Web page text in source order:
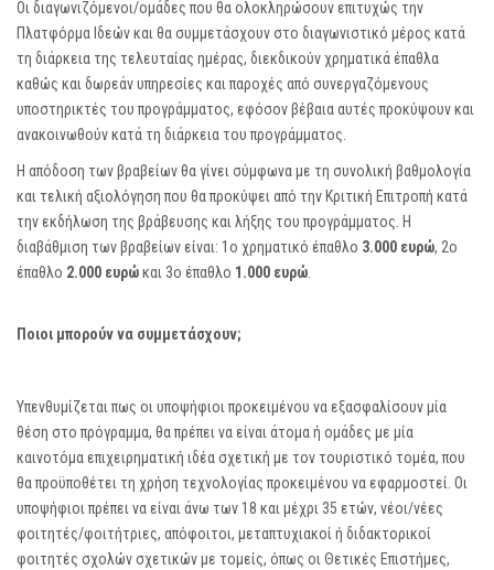
Οι διαγωνιζόμενοι/ομάδες που θα ολοκληρώσουν επιτυχώς την
Πλατφόρμα Ιδεών και θα συμμετάσχουν στο διαγωνιστικό μέρος κατά
τη διάρκεια της τελευταίας ημέρας, διεκδικούν χρηματικά έπαθλα
καθώς και δωρεάν υπηρεσίες και παροχές από συνεργαζόμενους
υποστηρικτές του προγράμματος, εφόσον βέβαια αυτές προκύψουν και
ανακοινωθούν κατά τη διάρκεια του προγράμματος.
Η απόδοση των βραβείων θα γίνει σύμφωνα με τη συνολική βαθμολογία
και τελική αξιολόγηση που θα προκύψει από την Κριτική Επιτροπή κατά
την εκδήλωση της βράβευσης και λήξης του προγράμματος. Η
διαβάθμιση των βραβείων είναι: 1ο χρηματικό έπαθλο 3.000 ευρώ, 2ο
έπαθλο 2.000 ευρώκαι 3ο έπαθλο 1.000 ευρώ.
Ποιοι μπορούν να συμμετάσχουν;
Υπενθυμίζεται πως οι υποψήφιοι προκειμένου να εξασφαλίσουν μία
θέση στο πρόγραμμα, θα πρέπει να είναι άτομα ή ομάδες με μία
καινοτόμα επιχειρηματική ιδέα σχετική με τον τουριστικό τομέα, που
θα προϋποθέτει τη χρήση τεχνολογίας προκειμένου να εφαρμοστεί. Οι
υποψήφιοι πρέπει να είναι άνω των 18 και μέχρι 35 ετών, νέοι/νέες
φοιτητές/φοιτήτριες, απόφοιτοι, μεταπτυχιακοί ή διδακτορικοί
φοιτητές σχολών σχετικών με τομείς, όπως οι Θετικές Επιστήμες,